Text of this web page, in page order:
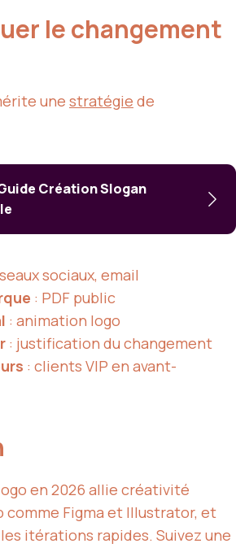
le changement
une stratégie de
Création Slogan
sociaux, email
: PDF public
: animation logo
: justification du changement
: clients VIP en avant-
en 2026 allie créativité
comme Figma et Illustrator, et
itérations rapides. Suivez une